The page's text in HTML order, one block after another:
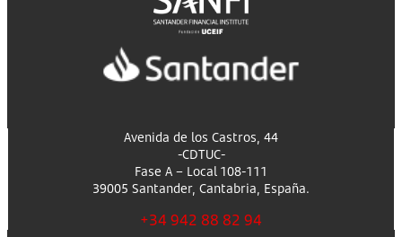
Avenida de los Castros, 44
-CDTUC-
Fase A – Local 108-111
39005 Santander, Cantabria, España.
+34 942 88 82 94